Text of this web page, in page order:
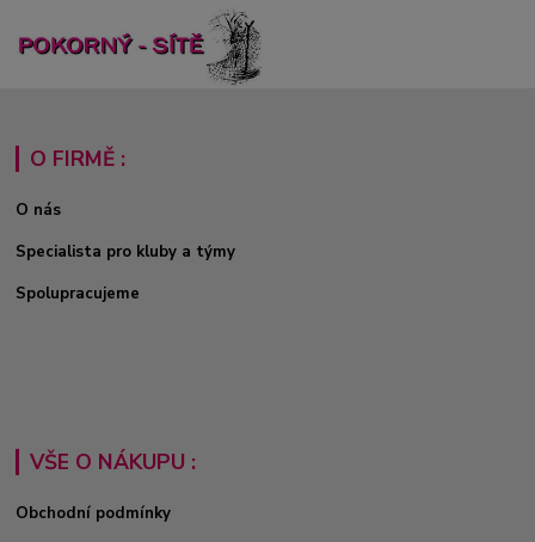
O FIRMĚ :
O nás
Specialista pro kluby a týmy
Spolupracujeme
VŠE O NÁKUPU :
Obchodní podmínky